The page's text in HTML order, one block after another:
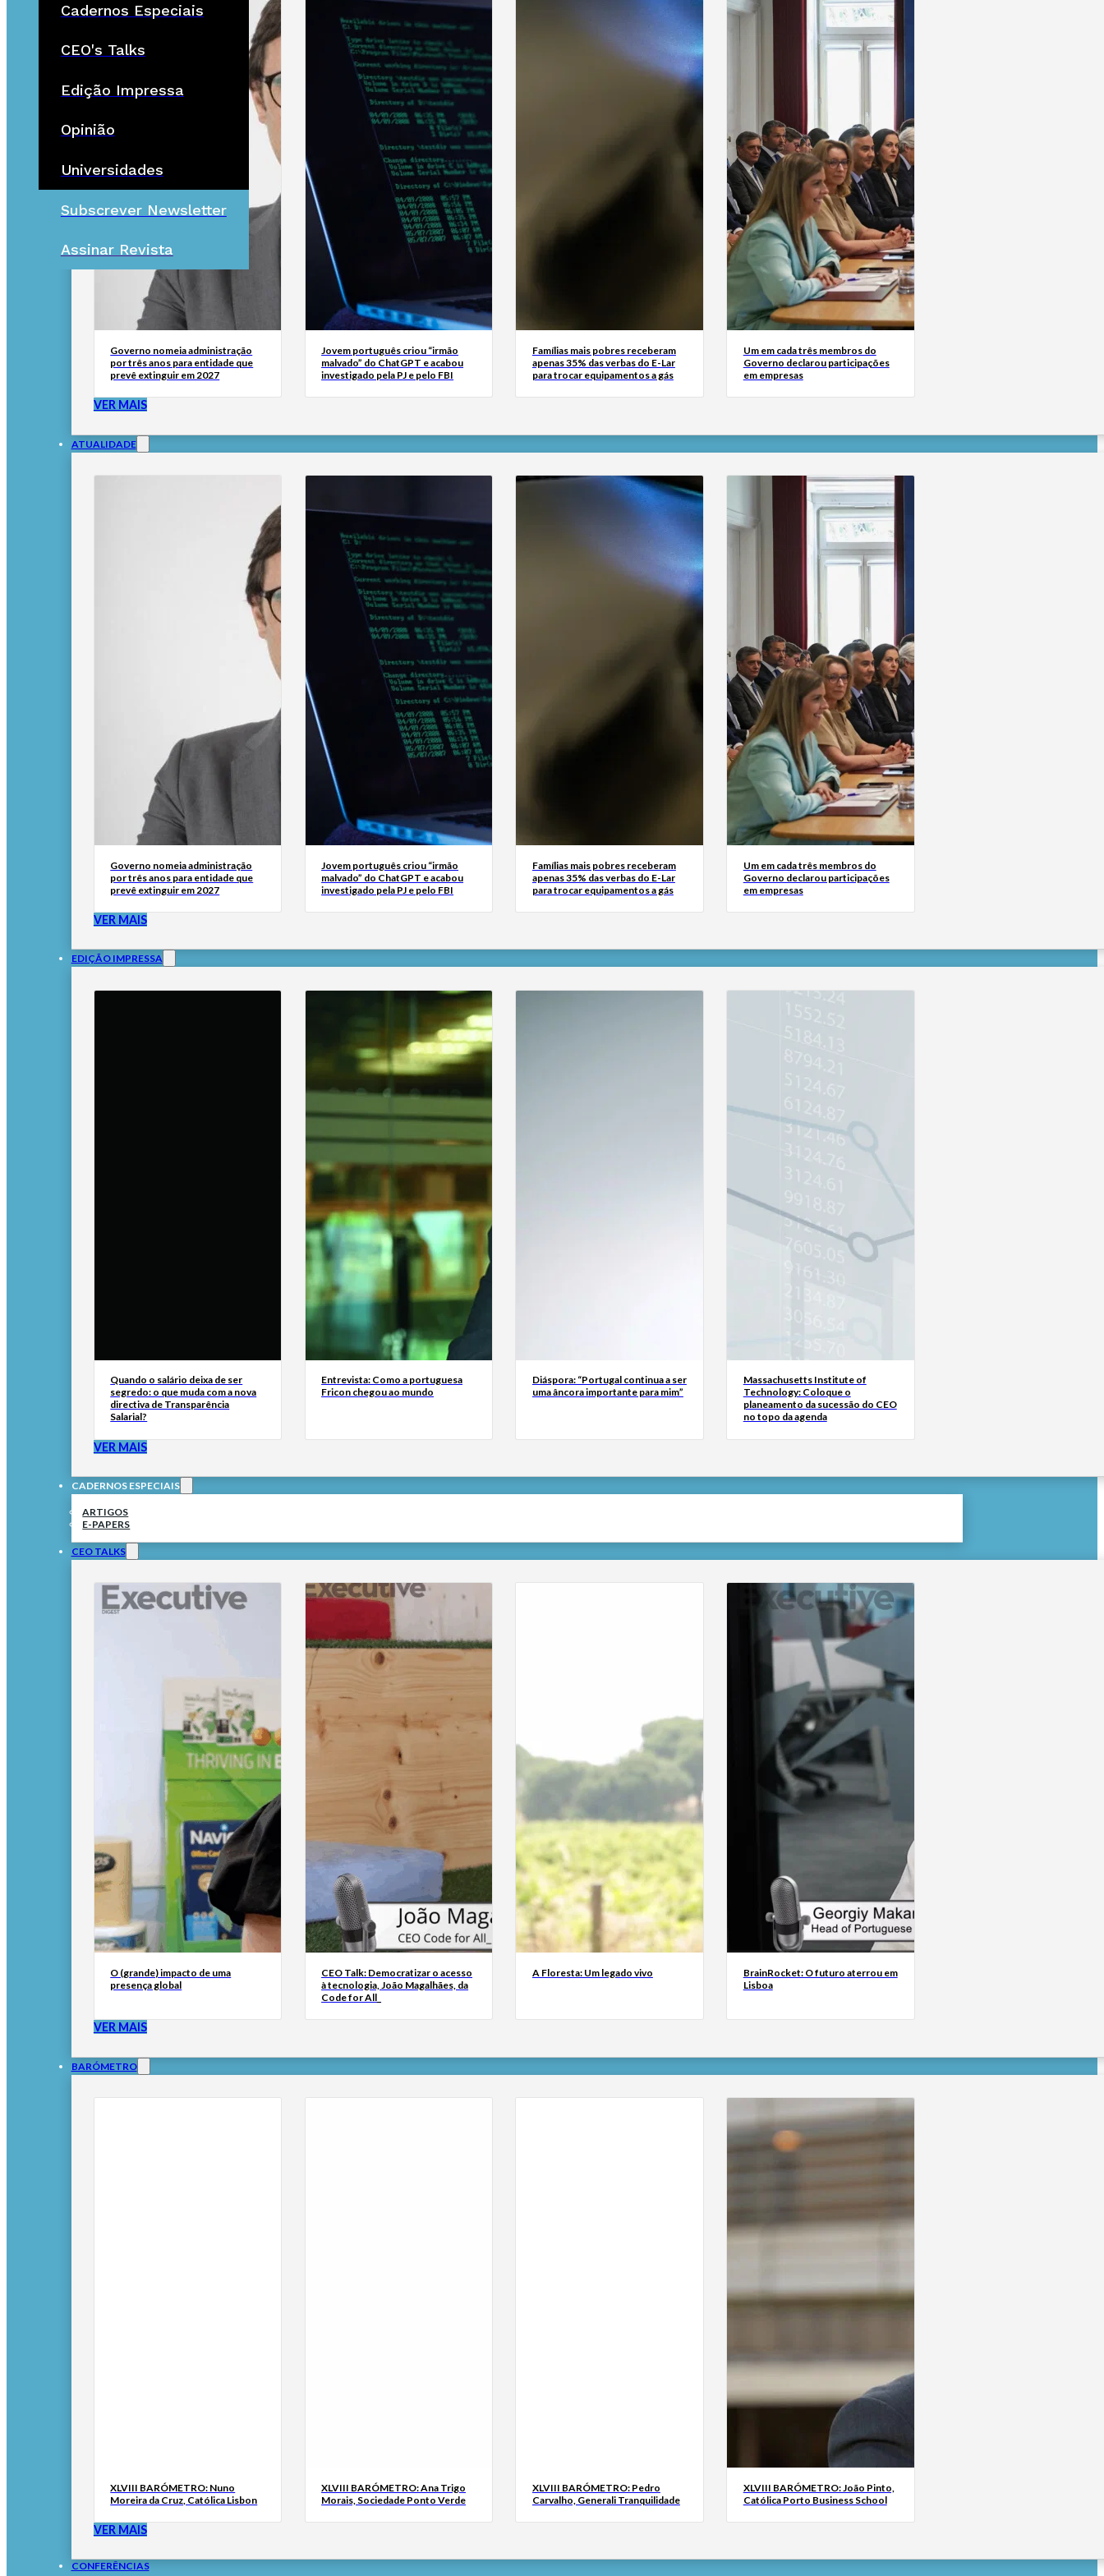
Cadernos Especiais
CEO's Talks
Edição Impressa
Opinião
Universidades
Subscrever Newsletter
Assinar Revista
Governo nomeia administração
por três anos para entidade que
prevê extinguir em 2027
Jovem português criou “irmão
malvado” do ChatGPT e acabou
investigado pela PJ e pelo FBI
Famílias mais pobres receberam
apenas 35% das verbas do E-Lar
para trocar equipamentos a gás
Um em cada três membros do
Governo declarou participações
em empresas
VER MAIS
ATUALIDADE
Governo nomeia administração
por três anos para entidade que
prevê extinguir em 2027
Jovem português criou “irmão
malvado” do ChatGPT e acabou
investigado pela PJ e pelo FBI
Famílias mais pobres receberam
apenas 35% das verbas do E-Lar
para trocar equipamentos a gás
Um em cada três membros do
Governo declarou participações
em empresas
VER MAIS
EDIÇÃO IMPRESSA
Quando o salário deixa de ser
segredo: o que muda com a nova
directiva de Transparência
Salarial?
Entrevista: Como a portuguesa
Fricon chegou ao mundo
Diáspora: “Portugal continua a ser
uma âncora importante para mim”
Massachusetts Institute of
Technology: Coloque o
planeamento da sucessão do CEO
no topo da agenda
VER MAIS
CADERNOS ESPECIAIS
ARTIGOS
E-PAPERS
CEO TALKS
O (grande) impacto de uma
presença global
CEO Talk: Democratizar o acesso
à tecnologia, João Magalhães, da
Code for All_
A Floresta: Um legado vivo
BrainRocket: O futuro aterrou em
Lisboa
VER MAIS
BARÓMETRO
XLVIII BARÓMETRO: Nuno
Moreira da Cruz, Católica Lisbon
XLVIII BARÓMETRO: Ana Trigo
Morais, Sociedade Ponto Verde
XLVIII BARÓMETRO: Pedro
Carvalho, Generali Tranquilidade
XLVIII BARÓMETRO: João Pinto,
Católica Porto Business School
VER MAIS
CONFERÊNCIAS